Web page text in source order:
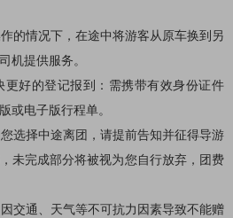
的情况下，在途中将游客从原车换到另
机提供服务。
更好的登记报到：需携带有效身份证件
或电子版行程单。
选择中途离团，请提前告知并征得导游
未完成部分将被视为您自行放弃，团费
交通、天气等不可抗力因素导致不能赠